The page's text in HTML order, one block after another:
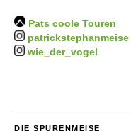
Pats coole Touren
patrickstephanmeise
wie_der_vogel
DIE SPURENMEISE